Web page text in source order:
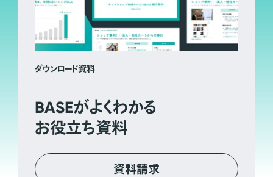
ダウンロード資料
BASEがよくわかる
お役立ち資料
資料請求